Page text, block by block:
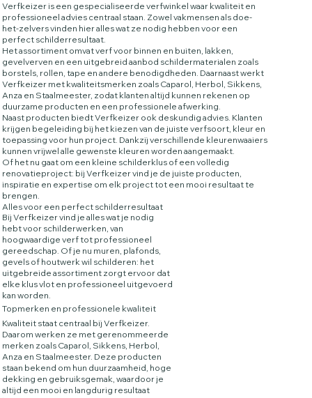
Verfkeizer is een gespecialiseerde verfwinkel waar kwaliteit en
professioneel advies centraal staan. Zowel vakmensen als doe-
het-zelvers vinden hier alles wat ze nodig hebben voor een
perfect schilderresultaat.
Het assortiment omvat verf voor binnen en buiten, lakken,
gevelverven en een uitgebreid aanbod schildermaterialen zoals
borstels, rollen, tape en andere benodigdheden. Daarnaast werkt
Verfkeizer met kwaliteitsmerken zoals Caparol, Herbol, Sikkens,
Anza en Staalmeester, zodat klanten altijd kunnen rekenen op
duurzame producten en een professionele afwerking.
Naast producten biedt Verfkeizer ook deskundig advies. Klanten
krijgen begeleiding bij het kiezen van de juiste verfsoort, kleur en
toepassing voor hun project. Dankzij verschillende kleurenwaaiers
kunnen vrijwel alle gewenste kleuren worden aangemaakt.
Of het nu gaat om een kleine schilderklus of een volledig
renovatieproject: bij Verfkeizer vind je de juiste producten,
inspiratie en expertise om elk project tot een mooi resultaat te
brengen.
Alles voor een perfect schilderresultaat
Bij Verfkeizer vind je alles wat je nodig
hebt voor schilderwerken, van
hoogwaardige verf tot professioneel
gereedschap. Of je nu muren, plafonds,
gevels of houtwerk wil schilderen: het
uitgebreide assortiment zorgt ervoor dat
elke klus vlot en professioneel uitgevoerd
kan worden.
Topmerken en professionele kwaliteit
Kwaliteit staat centraal bij Verfkeizer.
Daarom werken ze met gerenommeerde
merken zoals Caparol, Sikkens, Herbol,
Anza en Staalmeester. Deze producten
staan bekend om hun duurzaamheid, hoge
dekking en gebruiksgemak, waardoor je
altijd een mooi en langdurig resultaat